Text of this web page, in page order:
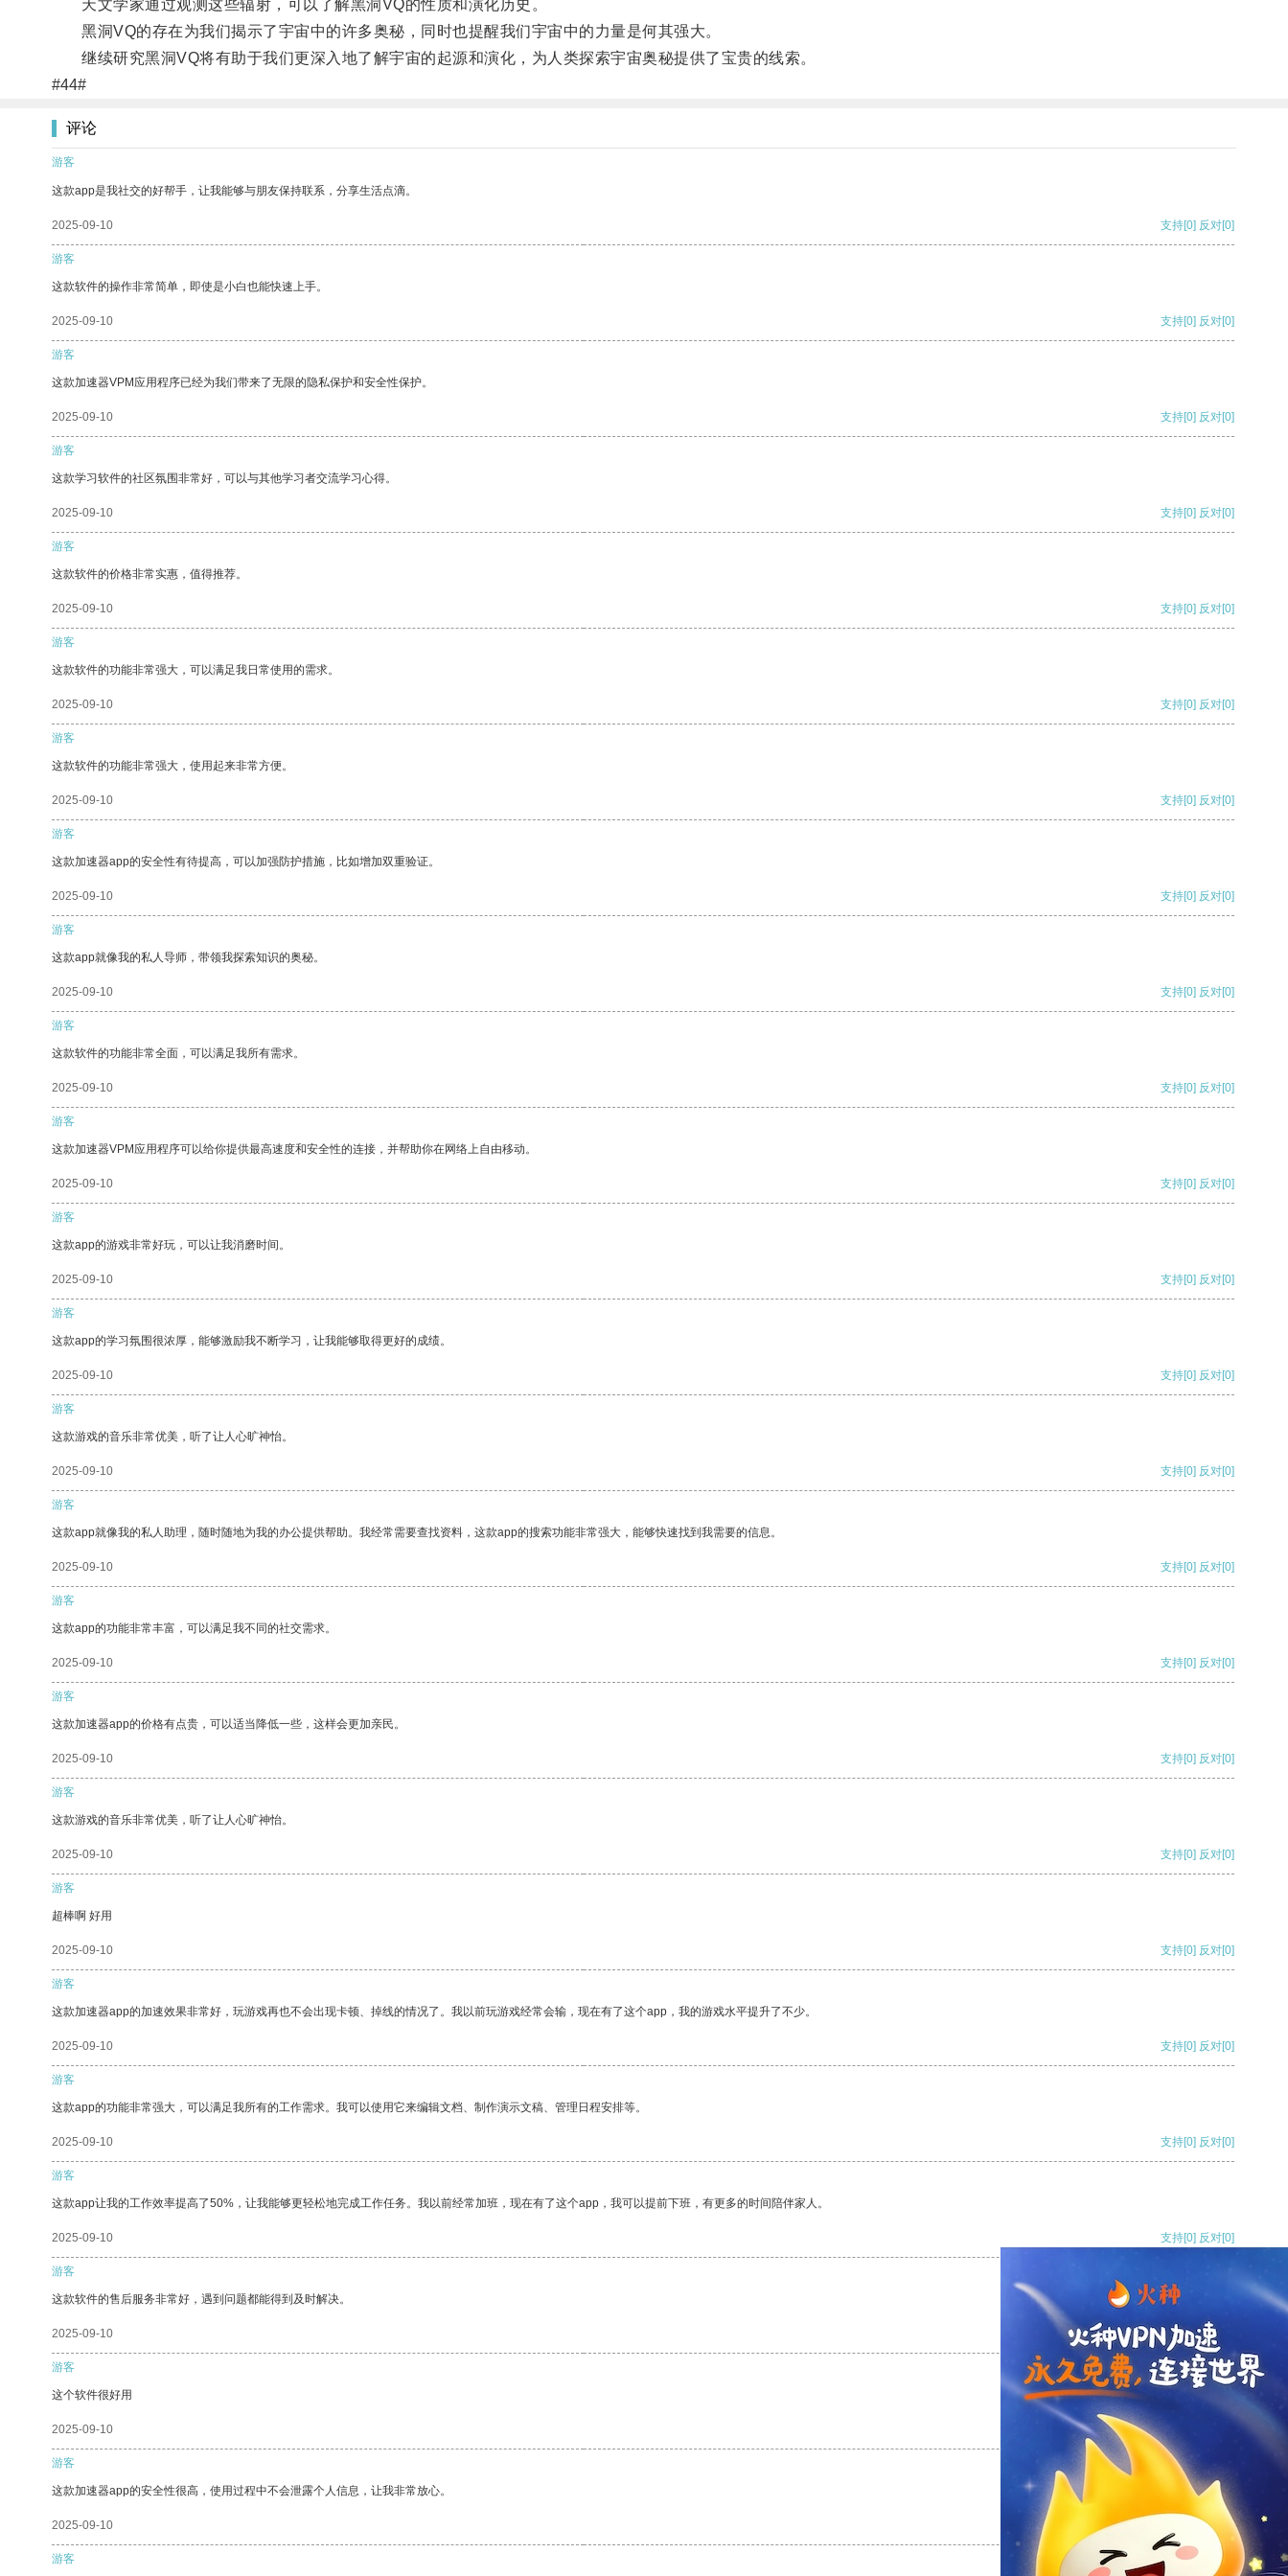
天文学家通过观测这些辐射，可以了解黑洞VQ的性质和演化历史。
黑洞VQ的存在为我们揭示了宇宙中的许多奥秘，同时也提醒我们宇宙中的力量是何其强大。
继续研究黑洞VQ将有助于我们更深入地了解宇宙的起源和演化，为人类探索宇宙奥秘提供了宝贵的线索。
#44#
评论
游客
这款app是我社交的好帮手，让我能够与朋友保持联系，分享生活点滴。
2025-09-10 支持[0] 反对[0]
游客
这款软件的操作非常简单，即使是小白也能快速上手。
2025-09-10 支持[0] 反对[0]
游客
这款加速器VPM应用程序已经为我们带来了无限的隐私保护和安全性保护。
2025-09-10 支持[0] 反对[0]
游客
这款学习软件的社区氛围非常好，可以与其他学习者交流学习心得。
2025-09-10 支持[0] 反对[0]
游客
这款软件的价格非常实惠，值得推荐。
2025-09-10 支持[0] 反对[0]
游客
这款软件的功能非常强大，可以满足我日常使用的需求。
2025-09-10 支持[0] 反对[0]
游客
这款软件的功能非常强大，使用起来非常方便。
2025-09-10 支持[0] 反对[0]
游客
这款加速器app的安全性有待提高，可以加强防护措施，比如增加双重验证。
2025-09-10 支持[0] 反对[0]
游客
这款app就像我的私人导师，带领我探索知识的奥秘。
2025-09-10 支持[0] 反对[0]
游客
这款软件的功能非常全面，可以满足我所有需求。
2025-09-10 支持[0] 反对[0]
游客
这款加速器VPM应用程序可以给你提供最高速度和安全性的连接，并帮助你在网络上自由移动。
2025-09-10 支持[0] 反对[0]
游客
这款app的游戏非常好玩，可以让我消磨时间。
2025-09-10 支持[0] 反对[0]
游客
这款app的学习氛围很浓厚，能够激励我不断学习，让我能够取得更好的成绩。
2025-09-10 支持[0] 反对[0]
游客
这款游戏的音乐非常优美，听了让人心旷神怡。
2025-09-10 支持[0] 反对[0]
游客
这款app就像我的私人助理，随时随地为我的办公提供帮助。我经常需要查找资料，这款app的搜索功能非常强大，能够快速找到我需要的信息。
2025-09-10 支持[0] 反对[0]
游客
这款app的功能非常丰富，可以满足我不同的社交需求。
2025-09-10 支持[0] 反对[0]
游客
这款加速器app的价格有点贵，可以适当降低一些，这样会更加亲民。
2025-09-10 支持[0] 反对[0]
游客
这款游戏的音乐非常优美，听了让人心旷神怡。
2025-09-10 支持[0] 反对[0]
游客
超棒啊 好用
2025-09-10 支持[0] 反对[0]
游客
这款加速器app的加速效果非常好，玩游戏再也不会出现卡顿、掉线的情况了。我以前玩游戏经常会输，现在有了这个app，我的游戏水平提升了不少。
2025-09-10 支持[0] 反对[0]
游客
这款app的功能非常强大，可以满足我所有的工作需求。我可以使用它来编辑文档、制作演示文稿、管理日程安排等。
2025-09-10 支持[0] 反对[0]
游客
这款app让我的工作效率提高了50%，让我能够更轻松地完成工作任务。我以前经常加班，现在有了这个app，我可以提前下班，有更多的时间陪伴家人。
2025-09-10 支持[0] 反对[0]
游客
这款软件的售后服务非常好，遇到问题都能得到及时解决。
2025-09-10 支持[0] 反对
游客
这个软件很好用
2025-09-10 支持
游客
这款加速器app的安全性很高，使用过程中不会泄露个人信息，让我非常放心。
2025-09-10 反对 [0]
游客